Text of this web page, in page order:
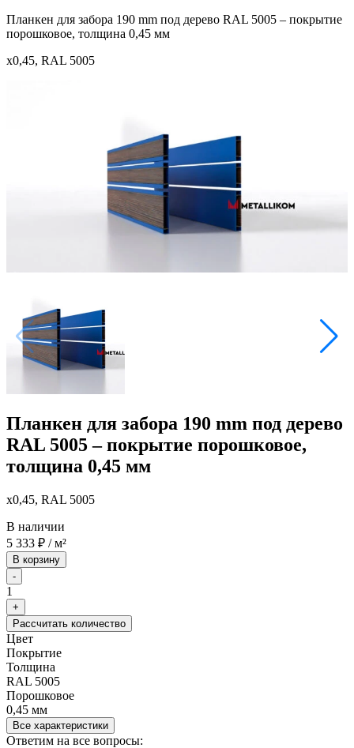
Планкен для забора 190 mm под дерево RAL 5005 – покрытие
порошковое, толщина 0,45 мм
x0,45, RAL 5005
Планкен для забора 190 mm под дерево
RAL 5005 – покрытие порошковое,
толщина 0,45 мм
x0,45, RAL 5005
В наличии
5 333 ₽ / м²
В корзину
-
1
+
Рассчитать количество
Цвет
Покрытие
Толщина
RAL 5005
Порошковое
0,45 мм
Все характеристики
Ответим на все вопросы: